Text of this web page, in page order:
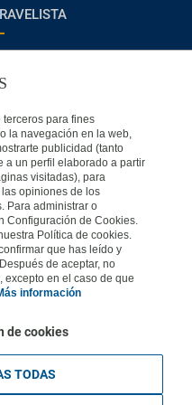
valmismatkaehdot
Italia
para fines
la navegación en la web,
publicidad (tanto
a un perfil elaborado a partir
visitadas), para
opiniones de los
Para administrar o
Configuración de Cookies.
Política de cookies.
que has leído y
de aceptar, no
excepto en el caso de que
información
de cookies
TODAS